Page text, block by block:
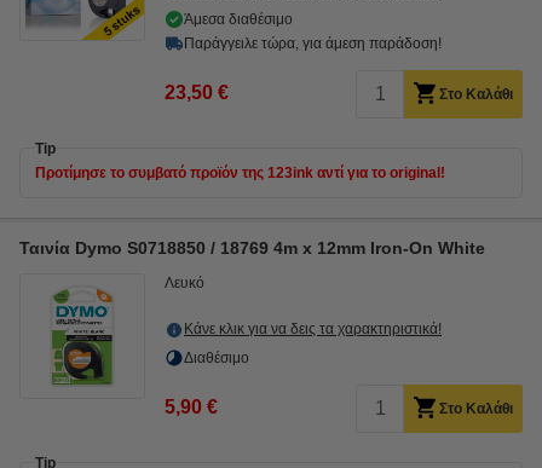
Άμεσα διαθέσιμο
Παράγγειλε τώρα, για άμεση παράδοση!
23,50 € Στο Καλάθι
Tip
Προτίμησε το συμβατό προϊόν της 123ink αντί για το original!
Ταινία Dymo S0718850 / 18769 4m x 12mm Iron-On White
Λευκό
Κάνε κλικ για να δεις τα χαρακτηριστικά!
Διαθέσιμο
5,90 € Στο Καλάθι
Tip